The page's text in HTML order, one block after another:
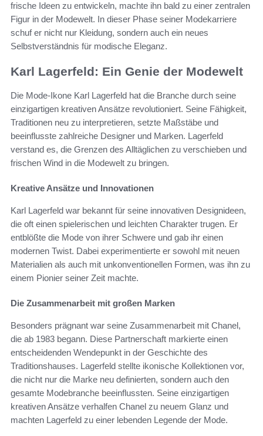
frische Ideen zu entwickeln, machte ihn bald zu einer zentralen
Figur in der Modewelt. In dieser Phase seiner Modekarriere
schuf er nicht nur Kleidung, sondern auch ein neues
Selbstverständnis für modische Eleganz.
Karl Lagerfeld: Ein Genie der Modewelt
Die Mode-Ikone Karl Lagerfeld hat die Branche durch seine
einzigartigen kreativen Ansätze revolutioniert. Seine Fähigkeit,
Traditionen neu zu interpretieren, setzte Maßstäbe und
beeinflusste zahlreiche Designer und Marken. Lagerfeld
verstand es, die Grenzen des Alltäglichen zu verschieben und
frischen Wind in die Modewelt zu bringen.
Kreative Ansätze und Innovationen
Karl Lagerfeld war bekannt für seine innovativen Designideen,
die oft einen spielerischen und leichten Charakter trugen. Er
entblößte die Mode von ihrer Schwere und gab ihr einen
modernen Twist. Dabei experimentierte er sowohl mit neuen
Materialien als auch mit unkonventionellen Formen, was ihn zu
einem Pionier seiner Zeit machte.
Die Zusammenarbeit mit großen Marken
Besonders prägnant war seine Zusammenarbeit mit Chanel,
die ab 1983 begann. Diese Partnerschaft markierte einen
entscheidenden Wendepunkt in der Geschichte des
Traditionshauses. Lagerfeld stellte ikonische Kollektionen vor,
die nicht nur die Marke neu definierten, sondern auch den
gesamte Modebranche beeinflussten. Seine einzigartigen
kreativen Ansätze verhalfen Chanel zu neuem Glanz und
machten Lagerfeld zu einer lebenden Legende der Mode.